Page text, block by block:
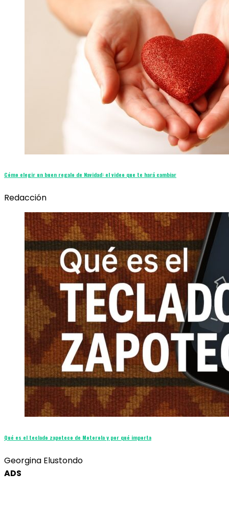
Cómo elegir un buen regalo de Navidad: el video que te hará cambiar
Redacción
Qué es el teclado zapoteco de Motorola y por qué importa
Georgina Elustondo
ADS